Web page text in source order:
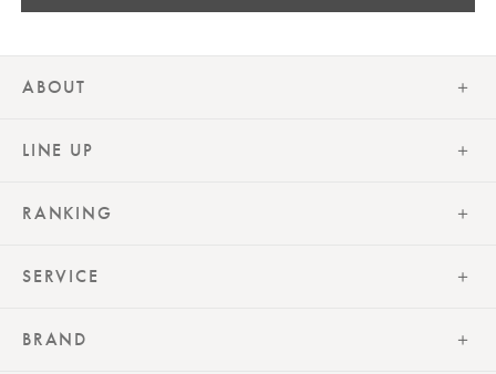
ABOUT
LINE UP
RANKING
SERVICE
BRAND